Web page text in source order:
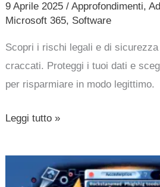
9 Aprile 2025/Approfondimenti,
Microsoft 365, Software
Scopri i rischi legali e di
craccati. Proteggi i tuoi dati e
per risparmiare in modo legittimo.
legali,
sicurezza
e
alternative
Leggi tutto »